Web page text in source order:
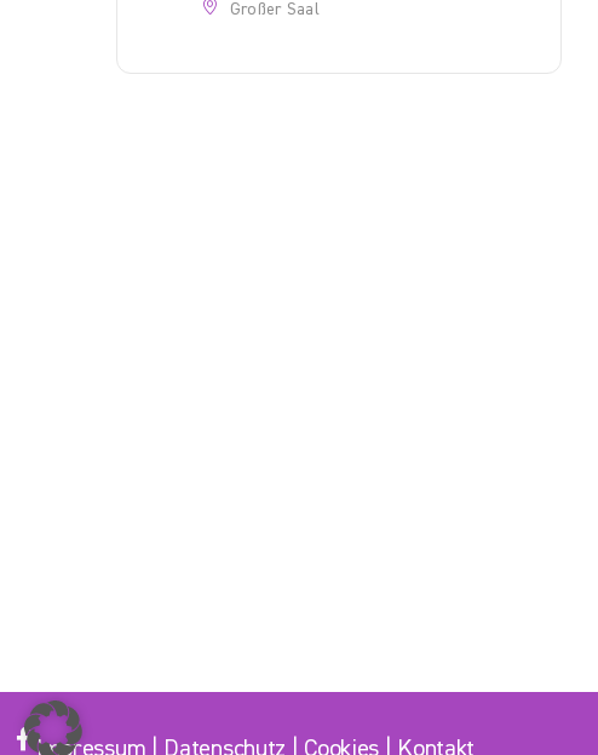
Großer Saal
Impressum Datenschutz Cookies Kontakt